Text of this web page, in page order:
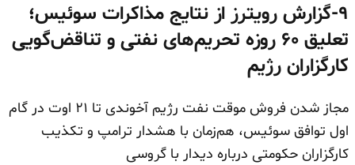
۹-گزارش رویترز از نتایج مذاکرات سوئیس؛
تعلیق ۶۰ روزه تحریم‌های نفتی و تناقض‌گویی
کارگزاران رژیم
مجاز شدن فروش موقت نفت رژیم آخوندی تا ۲۱ اوت در گام
اول توافق سوئیس، هم‌زمان با هشدار ترامپ و تکذیب
کارگزاران حکومتی درباره دیدار با گروسی